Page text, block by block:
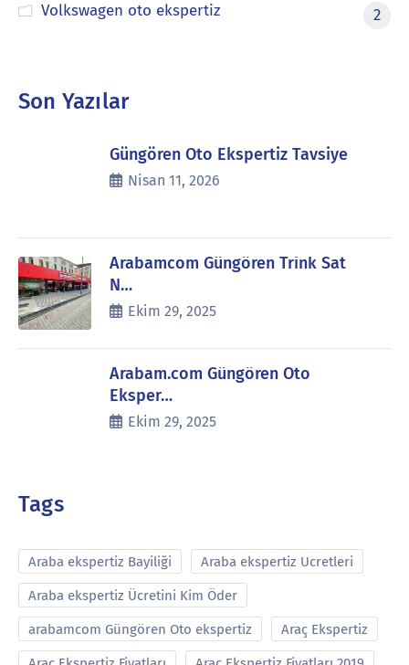
Volkswagen oto ekspertiz
2
Son Yazılar
Güngören Oto Ekspertiz Tavsiye
Nisan 11, 2026
Arabamcom Güngören Trink Sat
N…
Ekim 29, 2025
Arabam.com Güngören Oto
Eksper…
Ekim 29, 2025
Tags
Araba ekspertiz Bayiliği Araba ekspertiz Ucretleri
Araba ekspertiz Ücretini Kim Öder
arabamcom Güngören Oto ekspertiz Araç Ekspertiz